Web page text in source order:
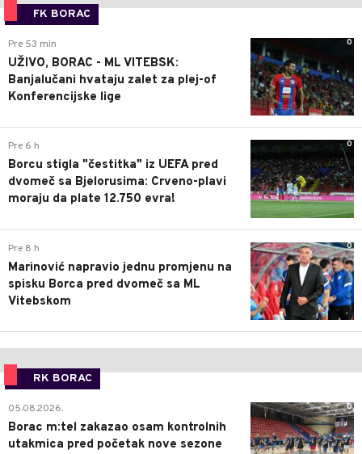
FK BORAC
0
Pre 53 min
UŽIVO, BORAC - ML VITEBSK:
Banjalučani hvataju zalet za plej-of
Konferencijske lige
0
Pre 6 h
Borcu stigla "čestitka" iz UEFA pred
dvomeč sa Bjelorusima: Crveno-plavi
moraju da plate 12.750 evra!
0
Pre 8 h
Marinović napravio jednu promjenu na
spisku Borca pred dvomeč sa ML
Vitebskom
RK BORAC
0
05.08.2026.
Borac m:tel zakazao osam kontrolnih
utakmica pred početak nove sezone